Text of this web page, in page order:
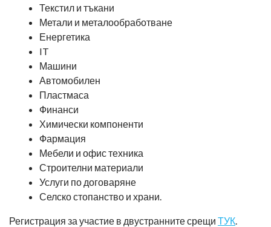
Текстил и тъкани
Метали и металообработване
Енергетика
IT
Машини
Автомобилен
Пластмаса
Финанси
Химически компоненти
Фармация
Мебели и офис техника
Строителни материали
Услуги по договаряне
Селско стопанство и храни.
Регистрация за участие в двустранните срещи ТУК.